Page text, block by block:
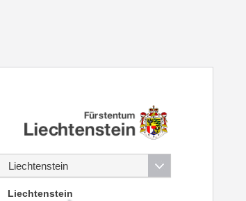
Liechtenstein